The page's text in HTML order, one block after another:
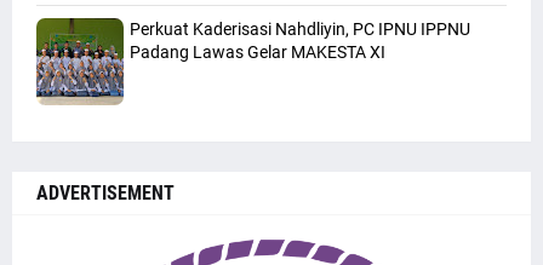
Perkuat Kaderisasi Nahdliyin, PC IPNU IPPNU
Padang Lawas Gelar MAKESTA XI
ADVERTISEMENT